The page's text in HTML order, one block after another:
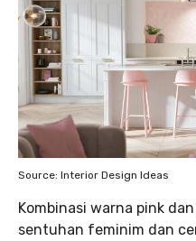
Source: Interior Design Ideas
Kombinasi warna pink
sentuhan feminim dan